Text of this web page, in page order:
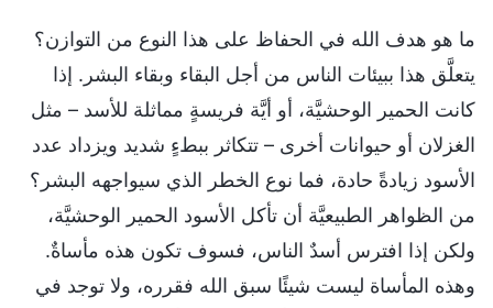
ما هو هدف الله في الحفاظ على هذا النوع من التوازن؟
يتعلَّق هذا ببيئات الناس من أجل البقاء وبقاء البشر. إذا
كانت الحمير الوحشيَّة، أو أيَّة فريسةٍ مماثلة للأسد – مثل
الغزلان أو حيوانات أخرى – تتكاثر ببطءٍ شديد ويزداد عدد
الأسود زيادةً حادة، فما نوع الخطر الذي سيواجهه البشر؟
من الظواهر الطبيعيَّة أن تأكل الأسود الحمير الوحشيَّة،
ولكن إذا افترس أسدٌ الناس، فسوف تكون هذه مأساةٌ.
وهذه المأساة ليست شيئًا سبق الله فقرره، ولا توجد في